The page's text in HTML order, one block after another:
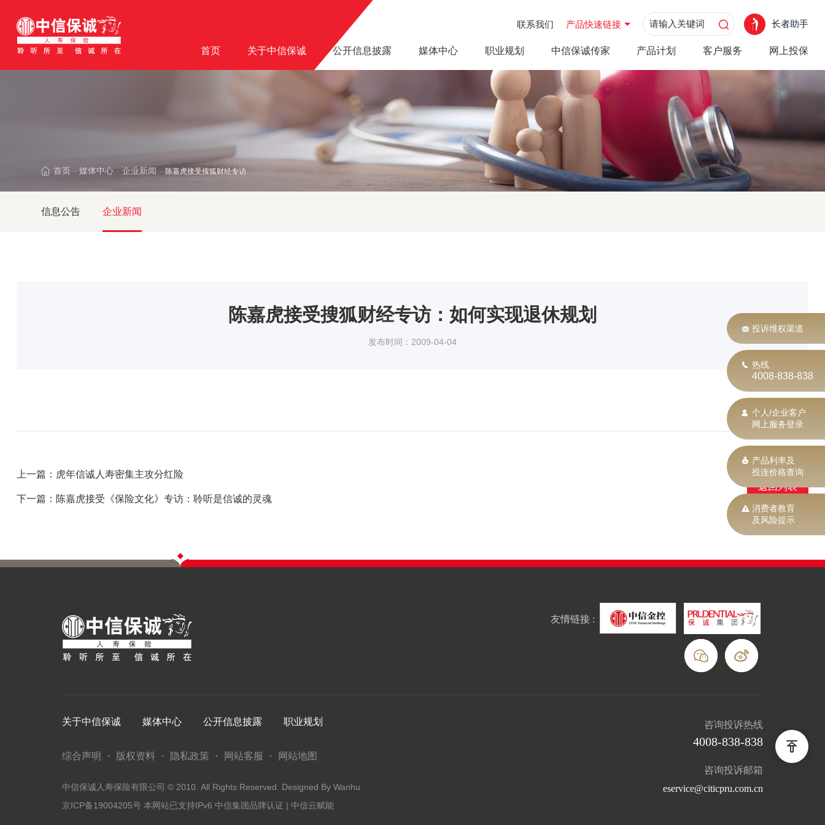
联系我们 产品快速链接 长者助手
首页 关于中信保诚 公开信息披露 媒体中心 职业规划 中信保诚传家 产品计划 客户服务 网上投保
首页 · 媒体中心 · 企业新闻 · 陈嘉虎接受搜狐财经专访：如何实现退休规划
信息公告 企业新闻
陈嘉虎接受搜狐财经专访：如何实现退休规划
发布时间：2009-04-04
上一篇：虎年信诚人寿密集主攻分红险
下一篇：陈嘉虎接受《保险文化》专访：聆听是信诚的灵魂
返回列表
友情链接 :
关于中信保诚 媒体中心 公开信息披露 职业规划
综合声明 版权资料 隐私政策 网站客服 网站地图
中信保诚人寿保险有限公司 © 2010. All Rights Reserved. Designed By Wanhu
京ICP备19004205号 本网站已支持IPv6 中信集团品牌认证 | 中信云赋能
咨询投诉热线
4008-838-838
咨询投诉邮箱
eservice@citicpru.com.cn
投诉维权渠道
热线
4008-838-838
个人/企业客户
网上服务登录
产品利率及
投连价格查询
消费者教育
及风险提示